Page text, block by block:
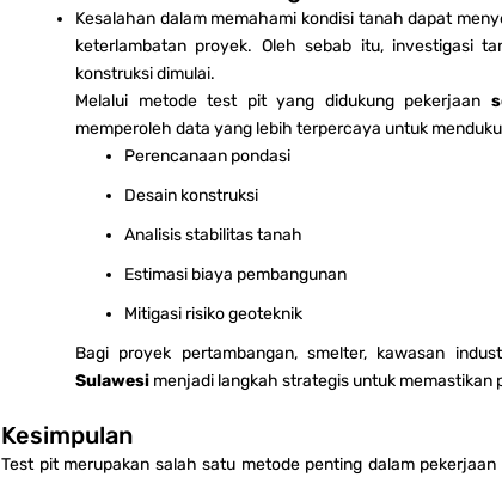
Kesalahan dalam memahami kondisi tanah dapat
keterlambatan proyek. Oleh sebab itu, investigasi
konstruksi dimulai.
Melalui metode test pit yang didukung pekerjaan
memperoleh data yang lebih terpercaya untuk
Perencanaan pondasi
Desain konstruksi
Analisis stabilitas tanah
Estimasi biaya pembangunan
Mitigasi risiko geoteknik
Bagi proyek pertambangan, smelter, kawasan
Sulawesi menjadi langkah strategis untuk memastikan
Kesimpulan
Test pit merupakan salah satu metode penting dalam pekerjaan